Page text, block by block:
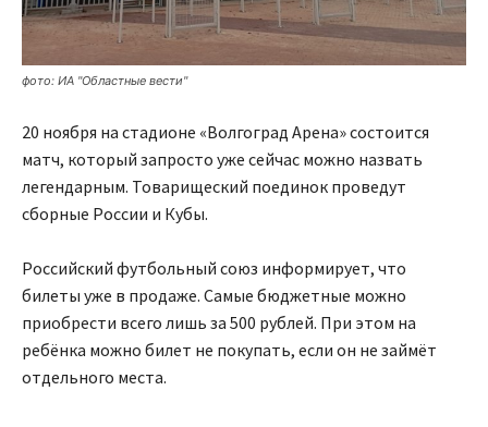
фото: ИА "Областные вести"
20 ноября на стадионе «Волгоград Арена» состоится
матч, который запросто уже сейчас можно назвать
легендарным. Товарищеский поединок проведут
сборные России и Кубы.
Российский футбольный союз информирует, что
билеты уже в продаже. Самые бюджетные можно
приобрести всего лишь за 500 рублей. При этом на
ребёнка можно билет не покупать, если он не займёт
отдельного места.